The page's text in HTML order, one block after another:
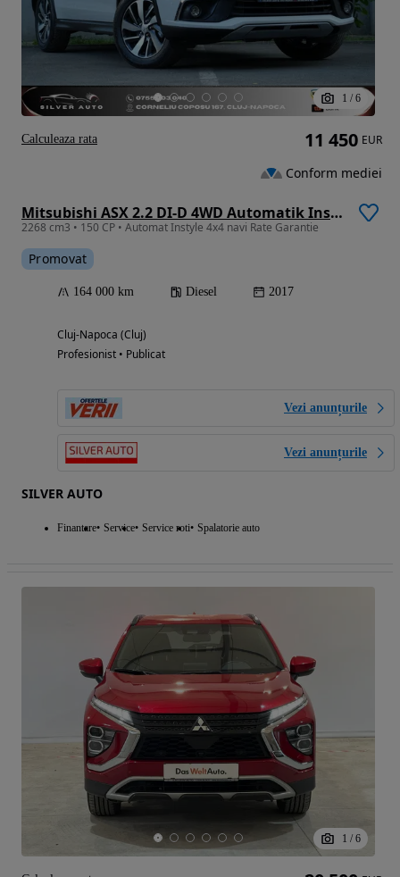
1 / 6
Mitsubishi ASX 2.2 DI-D 4WD Automatik Instyle
2268 cm3 • 150 CP • Automat Instyle 4x4 navi Rate Garantie
Promovat
164 000 km Diesel 2017
Cluj-Napoca (Cluj)
Profesionist • Publicat
Vezi anunțurile
Vezi anunțurile
SILVER AUTO
Finantare Service Service roti Spalatorie auto
11 450 EUR
Conform mediei
Calculeaza rata
1 / 6